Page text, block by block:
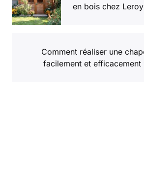
en bois chez
Comment réaliser une
facilement et efficacement